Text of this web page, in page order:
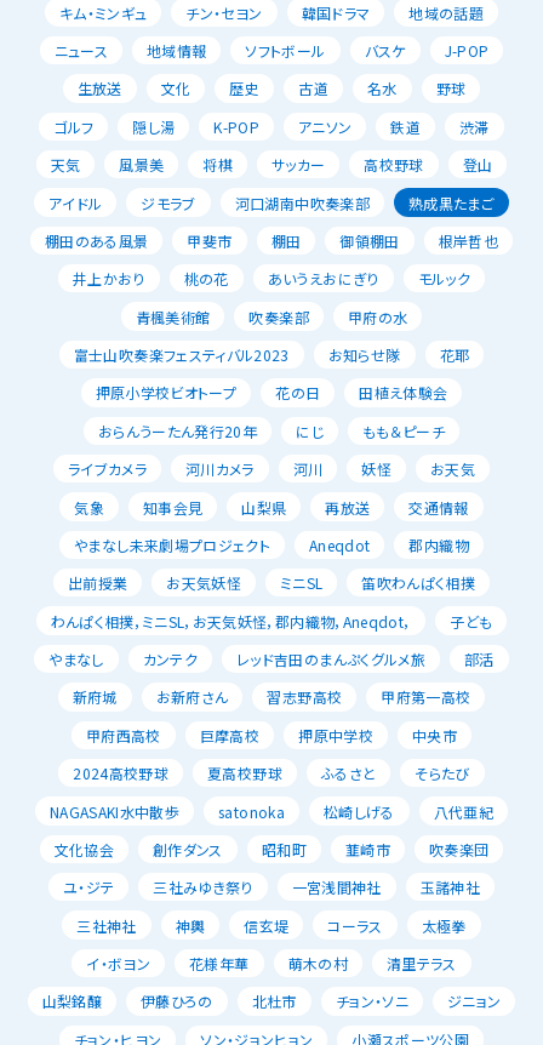
キム・ミンギュ
チン・セヨン 韓国ドラマ
地域の話題
ニュース
地域情報 ソフトボール バスケ
J-POP
生放送
文化 歴史 古道 名水
野球
ゴルフ
隠し湯 K-POP アニソン 鉄道
渋滞
天気
風景美 将棋 サッカー 高校野球
登山
アイドル
ジモラブ 河口湖南中吹奏楽部
熟成黒たまご
棚田のある風景
甲斐市 棚田 御領棚田
根岸哲也
井上かおり
桃の花 あいうえおにぎり
モルック
青楓美術館
吹奏楽部
甲府の水
富士山吹奏楽フェスティバル2023
お知らせ隊
花耶
押原小学校ビオトープ
花の日
田植え体験会
おらんうーたん発行20年
にじ
もも＆ピーチ
ライブカメラ
河川カメラ 河川 妖怪
お天気
気象
知事会見 山梨県 再放送
交通情報
やまなし未来劇場プロジェクト
Aneqdot
郡内織物
出前授業
お天気妖怪 ミニSL
笛吹わんぱく相撲
わんぱく相撲，ミニSL，お天気妖怪，郡内織物，Aneqdot，
子ども
やまなし
カンテク レッド吉田のまんぷくグルメ旅
部活
新府城
お新府さん 習志野高校
甲府第一高校
甲府西高校
巨摩高校 押原中学校
中央市
2024高校野球
夏高校野球 ふるさと
そらたび
NAGASAKI水中散歩
satonoka 松崎しげる
八代亜紀
文化協会
創作ダンス 昭和町 韮崎市
吹奏楽団
ユ・ジテ
三社みゆき祭り 一宮浅間神社
玉諸神社
三社神社
神輿 信玄堤 コーラス
太極拳
イ・ボヨン
花様年華 萌木の村
清里テラス
山梨銘醸
伊藤ひろの 北杜市 チョン・ソニ
ジニョン
チョン・ヒヨン
ソン・ジョンヒョン 小瀬スポーツ公園